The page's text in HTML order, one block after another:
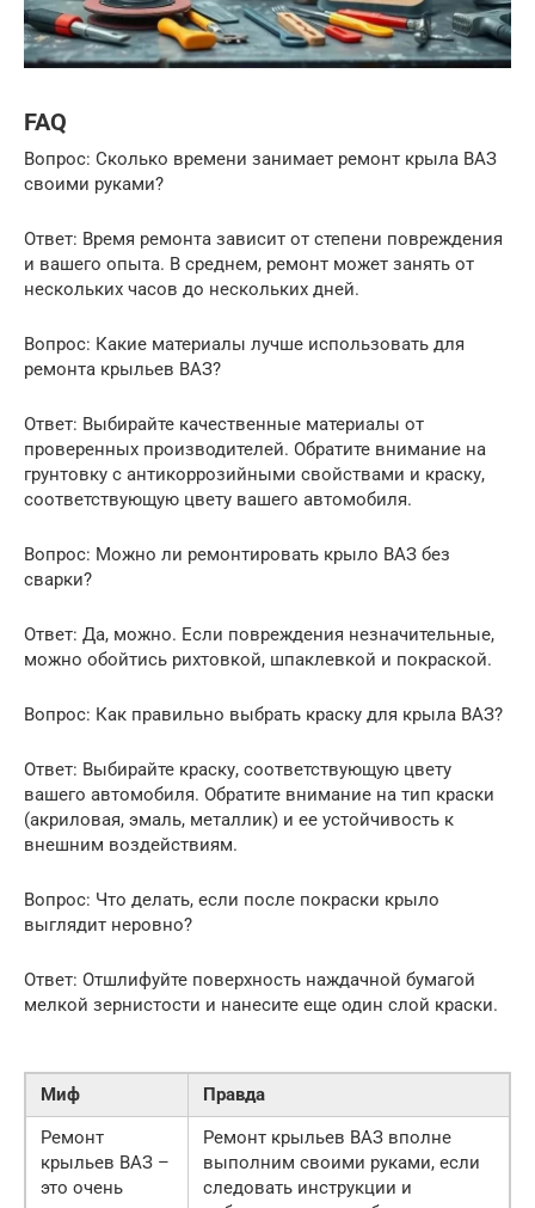
FAQ
Вопрос: Сколько времени занимает ремонт крыла ВАЗ
своими руками?
Ответ: Время ремонта зависит от степени повреждения
и вашего опыта. В среднем, ремонт может занять от
нескольких часов до нескольких дней.
Вопрос: Какие материалы лучше использовать для
ремонта крыльев ВАЗ?
Ответ: Выбирайте качественные материалы от
проверенных производителей. Обратите внимание на
грунтовку с антикоррозийными свойствами и краску,
соответствующую цвету вашего автомобиля.
Вопрос: Можно ли ремонтировать крыло ВАЗ без
сварки?
Ответ: Да, можно. Если повреждения незначительные,
можно обойтись рихтовкой, шпаклевкой и покраской.
Вопрос: Как правильно выбрать краску для крыла ВАЗ?
Ответ: Выбирайте краску, соответствующую цвету
вашего автомобиля. Обратите внимание на тип краски
(акриловая, эмаль, металлик) и ее устойчивость к
внешним воздействиям.
Вопрос: Что делать, если после покраски крыло
выглядит неровно?
Ответ: Отшлифуйте поверхность наждачной бумагой
мелкой зернистости и нанесите еще один слой краски.
Миф
Правда
Ремонт
крыльев ВАЗ –
это очень
Ремонт крыльев ВАЗ вполне
выполним своими руками, если
следовать инструкции и